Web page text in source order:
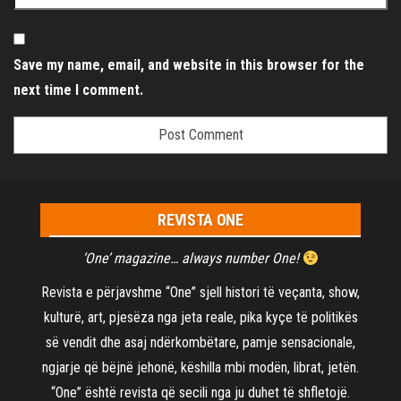
Save my name, email, and website in this browser for the
next time I comment.
REVISTA ONE
‘One’ magazine… always number One!
Revista e përjavshme “One” sjell histori të veçanta, show,
kulturë, art, pjesëza nga jeta reale, pika kyçe të politikës
së vendit dhe asaj ndërkombëtare, pamje sensacionale,
ngjarje që bëjnë jehonë, këshilla mbi modën, librat, jetën.
“One” është revista që secili nga ju duhet të shfletojë.